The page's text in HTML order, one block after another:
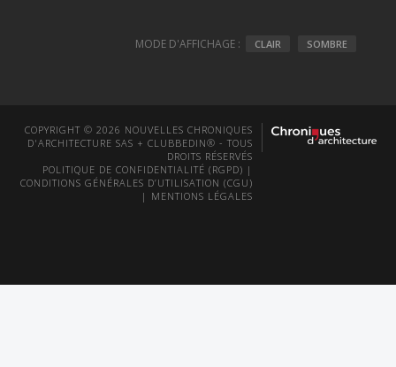
MODE D'AFFICHAGE : CLAIR SOMBRE
COPYRIGHT © 2026 NOUVELLES CHRONIQUES
D'ARCHITECTURE SAS + CLUBBEDIN® - TOUS
DROITS RÉSERVÉS
POLITIQUE DE CONFIDENTIALITÉ (RGPD) |
CONDITIONS GÉNÉRALES D’UTILISATION (CGU)
| MENTIONS LÉGALES